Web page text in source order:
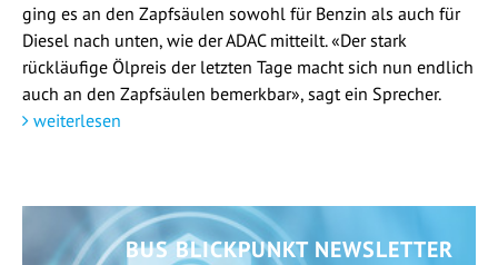
ging es an den Zapfsäulen sowohl für Benzin als auch für
Diesel nach unten, wie der ADAC mitteilt. «Der stark
rückläufige Ölpreis der letzten Tage macht sich nun endlich
auch an den Zapfsäulen bemerkbar», sagt ein Sprecher.
weiterlesen
BUS BLICKPUNKT NEWSLETTER